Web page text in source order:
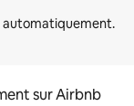
sur Airbnb